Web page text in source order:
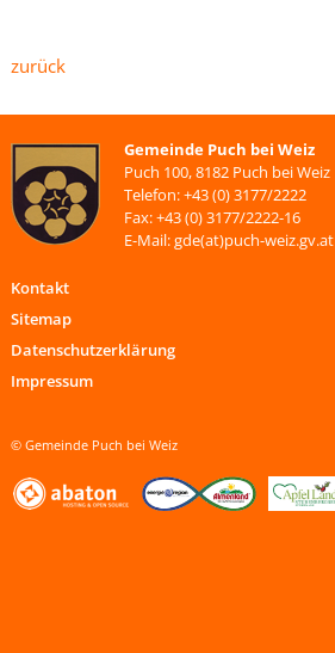
zurück
Gemeinde Puch bei Weiz
Puch 100, 8182 Puch bei Weiz
Telefon: +43 (0) 3177/2222
Fax: +43 (0) 3177/2222-16
E-Mail: gde(at)puch-weiz.gv.at
Kontakt
Sitemap
Datenschutzerklärung
Impressum
© Gemeinde Puch bei Weiz